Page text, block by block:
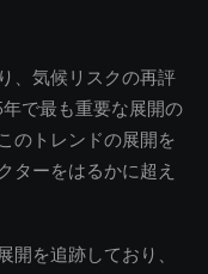
、気候リスクの再評
で最も重要な展開の
のトレンドの展開を
ターをはるかに超え
開を追跡しており、